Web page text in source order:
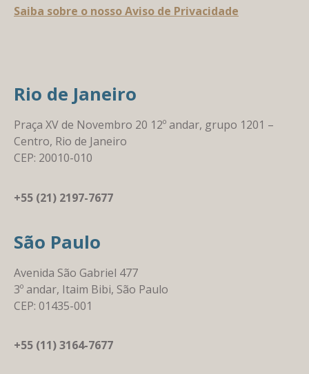
Saiba sobre o nosso Aviso de Privacidade
Rio de Janeiro
Praça XV de Novembro 20 12º andar, grupo 1201 –
Centro, Rio de Janeiro
CEP: 20010-010
+55 (21) 2197-7677
São Paulo
Avenida São Gabriel 477
3º andar, Itaim Bibi, São Paulo
CEP: 01435-001
+55 (11) 3164-7677